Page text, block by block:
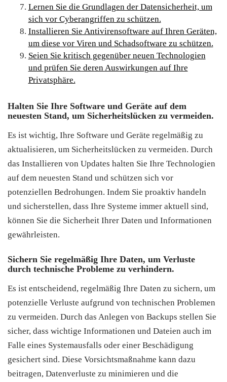
Lernen Sie die Grundlagen der Datensicherheit, um
sich vor Cyberangriffen zu schützen.
Installieren Sie Antivirensoftware auf Ihren Geräten,
um diese vor Viren und Schadsoftware zu schützen.
Seien Sie kritisch gegenüber neuen Technologien
und prüfen Sie deren Auswirkungen auf Ihre
Privatsphäre.
Halten Sie Ihre Software und Geräte auf dem
neuesten Stand, um Sicherheitslücken zu vermeiden.
Es ist wichtig, Ihre Software und Geräte regelmäßig zu
aktualisieren, um Sicherheitslücken zu vermeiden. Durch
das Installieren von Updates halten Sie Ihre Technologien
auf dem neuesten Stand und schützen sich vor
potenziellen Bedrohungen. Indem Sie proaktiv handeln
und sicherstellen, dass Ihre Systeme immer aktuell sind,
können Sie die Sicherheit Ihrer Daten und Informationen
gewährleisten.
Sichern Sie regelmäßig Ihre Daten, um Verluste
durch technische Probleme zu verhindern.
Es ist entscheidend, regelmäßig Ihre Daten zu sichern, um
potenzielle Verluste aufgrund von technischen Problemen
zu vermeiden. Durch das Anlegen von Backups stellen Sie
sicher, dass wichtige Informationen und Dateien auch im
Falle eines Systemausfalls oder einer Beschädigung
gesichert sind. Diese Vorsichtsmaßnahme kann dazu
beitragen, Datenverluste zu minimieren und die